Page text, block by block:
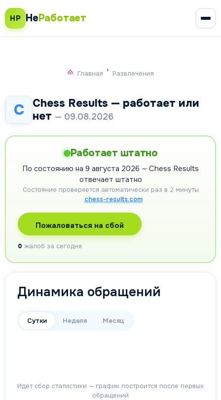
НР НеРаботает
Главная Развлечения
C
Chess Results — работает или
нет — 09.08.2026
Работает штатно
По состоянию на 9 августа 2026 — Chess Results
отвечает штатно
Состояние проверяется автоматически раз в 2 минуты
· chess-results.com
Пожаловаться на сбой
0 жалоб за сегодня
Динамика обращений
Сутки Неделя Месяц
Идёт сбор статистики — график построится после первых
обращений